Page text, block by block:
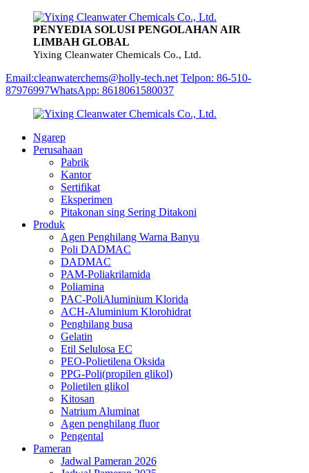
PENYEDIA SOLUSI PENGOLAHAN AIR
LIMBAH GLOBAL
Yixing Cleanwater Chemicals Co., Ltd.
Email:cleanwaterchems@holly-tech.net Telpon: 86-510-
87976997WhatsApp: 8618061580037
Ngarep
Perusahaan
Pabrik
Kantor
Sertifikat
Eksperimen
Pitakonan sing Sering Ditakoni
Produk
Agen Penghilang Warna Banyu
Poli DADMAC
DADMAC
PAM-Poliakrilamida
Poliamina
PAC-PoliAluminium Klorida
ACH-Aluminium Klorohidrat
Penghilang busa
Gelatin
Etil Selulosa EC
PEO-Polietilena Oksida
PPG-Poli(propilen glikol)
Polietilen glikol
Kitosan
Natrium Aluminat
Agen penghilang fluor
Pengental
Pameran
Jadwal Pameran 2026